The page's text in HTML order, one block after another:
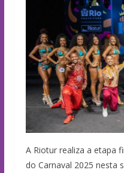
A Riotur realiza a etapa
do Carnaval 2025 nesta